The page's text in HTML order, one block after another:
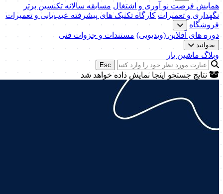
همایش فرصت نو آوری و اشتغال مسابقه سالانه تکنسین برتر
نگهداری و تعمیرات کارگاه تکنیک‌ های پیشرفته عیب‌یابی و تعمیرات
فروشگاه
دوره های آفلاین (ویدیویی) مستندات و جزوات فنی
بخوانید
وبلاگ ماشین یار
Esc
نتایج جستجو اینجا نمایش داده خواهد شد